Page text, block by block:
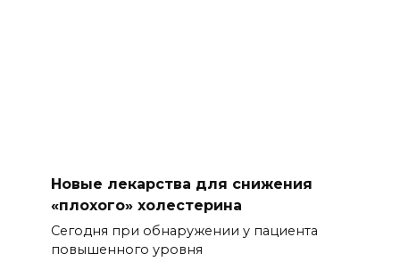
Новые лекарства для снижения
«плохого» холестерина
Сегодня при обнаружении у пациента
повышенного уровня